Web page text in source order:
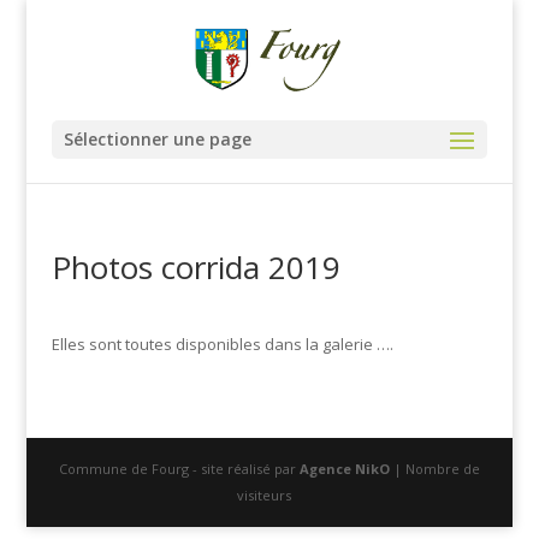
Sélectionner une page
Photos corrida 2019
Elles sont toutes disponibles dans la galerie ….
Commune de Fourg - site réalisé par Agence NikO| Nombre de
visiteurs